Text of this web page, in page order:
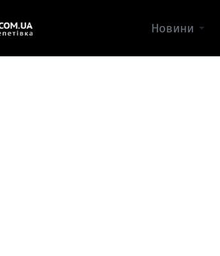
Новини